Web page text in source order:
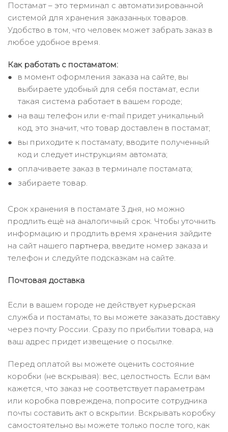
Постамат – это терминал с автоматизированной
системой для хранения заказанных товаров.
Удобство в том, что человек может забрать заказ в
любое удобное время.
Как работать с постаматом:
в момент оформления заказа на сайте, вы
выбираете удобный для себя постамат, если
такая система работает в вашем городе;
на ваш телефон или e-mail придет уникальный
код, это значит, что товар доставлен в постамат;
вы приходите к постамату, вводите полученный
код и следует инструкциям автомата;
оплачиваете заказ в терминале постамата;
забираете товар.
Срок хранения в постамате 3 дня, но можно
продлить ещё на аналогичный срок. Чтобы уточнить
информацию и продлить время хранения зайдите
на сайт нашего партнера, введите номер заказа и
телефон и следуйте подсказкам на сайте.
Почтовая доставка
Если в вашем городе не действует курьерская
служба и постаматы, то вы можете заказать доставку
через почту России. Сразу по прибытии товара, на
ваш адрес придет извещение о посылке.
Перед оплатой вы можете оценить состояние
коробки (не вскрывая): вес, целостность. Если вам
кажется, что заказ не соответствует параметрам
или коробка повреждена, попросите сотрудника
почты составить акт о вскрытии. Вскрывать коробку
самостоятельно вы можете только после того, как